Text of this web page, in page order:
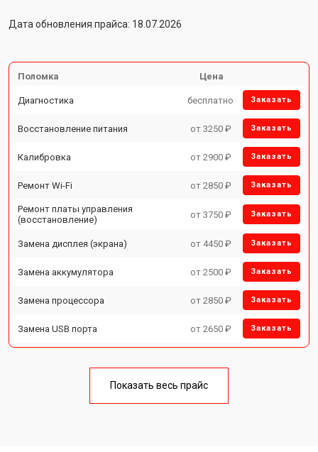
Дата обновления прайса: 18.07.2026
Поломка Цена
Диагностика бесплатно Заказать
Восстановление питания от 3250 ₽ Заказать
Калибровка от 2900 ₽ Заказать
Ремонт Wi-Fi от 2850 ₽ Заказать
Ремонт платы управления
(восстановление)
от 3750 ₽ Заказать
Замена дисплея (экрана) от 4450 ₽ Заказать
Замена аккумулятора от 2500 ₽ Заказать
Замена процессора от 2850 ₽ Заказать
Замена USB порта от 2650 ₽ Заказать
Показать весь прайс